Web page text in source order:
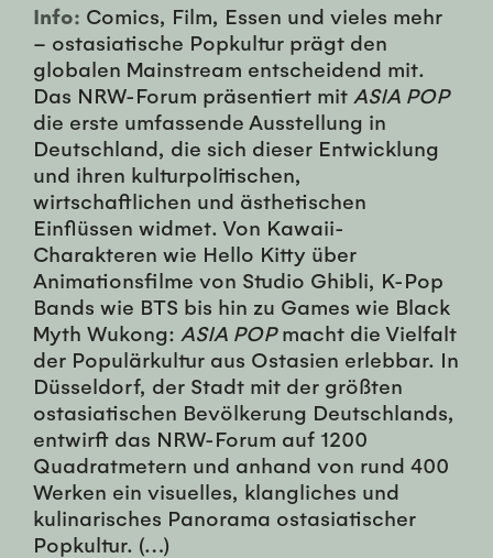
Info: Comics, Film, Essen und vieles mehr
– ostasiatische Popkultur prägt den
globalen Mainstream entscheidend mit.
Das NRW-Forum präsentiert mit ASIA POP
die erste umfassende Ausstellung in
Deutschland, die sich dieser Entwicklung
und ihren kulturpolitischen,
wirtschaftlichen und ästhetischen
Einflüssen widmet. Von Kawaii-
Charakteren wie Hello Kitty über
Animationsfilme von Studio Ghibli, K-Pop
Bands wie BTS bis hin zu Games wie Black
Myth Wukong: ASIA POPmacht die Vielfalt
der Populärkultur aus Ostasien erlebbar. In
Düsseldorf, der Stadt mit der größten
ostasiatischen Bevölkerung Deutschlands,
entwirft das NRW-Forum auf 1200
Quadratmetern und anhand von rund 400
Werken ein visuelles, klangliches und
kulinarisches Panorama ostasiatischer
Popkultur. (…)